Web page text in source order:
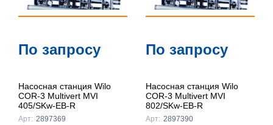
По запросу
Насосная станция Wilo
COR-3 Multivert MVI
405/SKw-EB-R
Арт: 2897369
По запросу
Насосная станция Wilo
COR-3 Multivert MVI
802/SKw-EB-R
Арт: 2897390